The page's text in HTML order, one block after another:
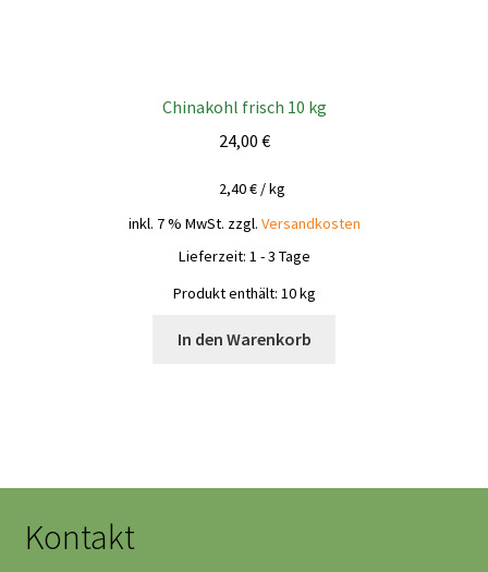
Chinakohl frisch 10 kg
24,00 €
2,40€/kg
inkl. 7 % MwSt. zzgl. Versandkosten
Lieferzeit: 1 - 3 Tage
Produkt enthält: 10kg
In den Warenkorb
Kontakt